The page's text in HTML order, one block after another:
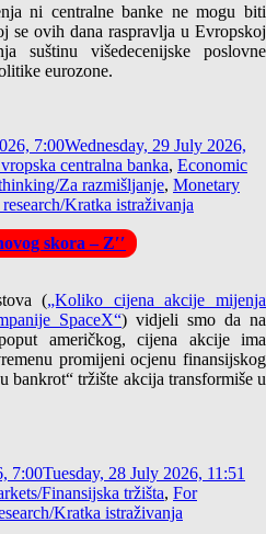
ni centralne banke ne mogu biti
se ovih dana raspravlja u Evropskoj
suštinu višedecenijske poslovne
eurozone.
7:00Wednesday, 29 July 2026,
centralna banka, Economic
Za razmišljanje, Monetary
research/Kratka istraživanja
skora – Z′′
(„Koliko cijena akcije mijenja
SpaceX“) vidjeli smo da na
američkog, cijena akcije ima
promijeni ocjenu finansijskog
tržište akcija transformiše u
7:00Tuesday, 28 July 2026, 11:51
Finansijska tržišta, For
Kratka istraživanja